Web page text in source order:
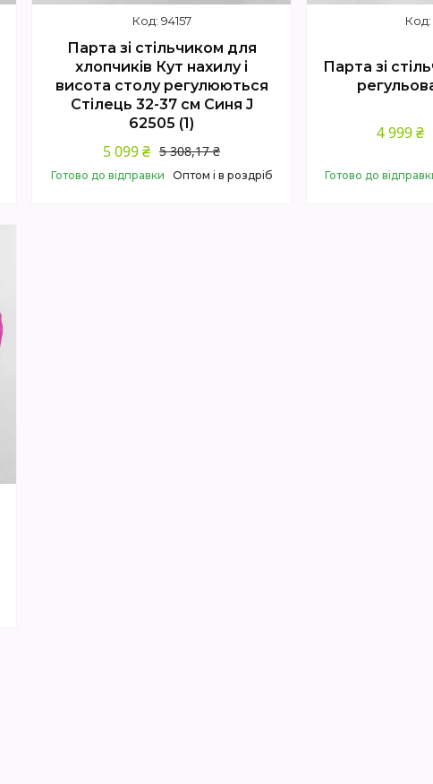
94157
Парта зі стільчиком для
хлопчиків Кут нахилу і
висота столу регулюються
Стілець 32-37 см Синя J
62505 (1)
5 308,17 ₴
5 099 ₴
Готово до відправки Оптом і в роздріб
Парта зі
4 999 ₴
Готово до